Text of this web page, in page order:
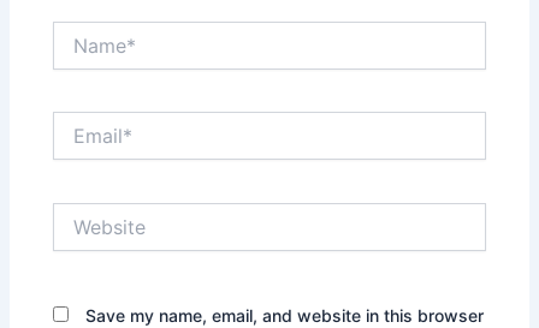
Save my name, email, and website in this browser